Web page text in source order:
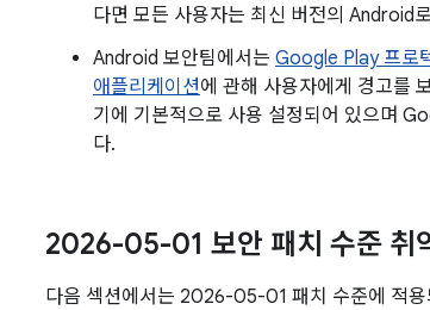
다면 모든 사용자는 최신 버전의 Android
Android 보안팀에서는 Google Play 프로
애플리케이션에 관해 사용자에게 경고를
기에 기본적으로 사용 설정되어 있으며
다.
2026-05-01 보안 패치 수준 취
다음 섹션에서는 2026-05-01 패치 수준에 적